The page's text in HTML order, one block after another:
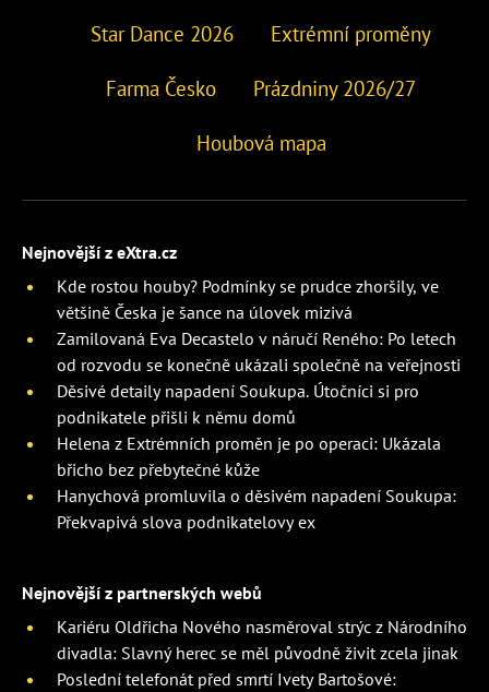
Star Dance 2026 Extrémní proměny
Farma Česko Prázdniny 2026/27
Houbová mapa
Nejnovější z eXtra.cz
Kde rostou houby? Podmínky se prudce zhoršily, ve
většině Česka je šance na úlovek mizivá
Zamilovaná Eva Decastelo v náručí Reného: Po letech
od rozvodu se konečně ukázali společně na veřejnosti
Děsivé detaily napadení Soukupa. Útočníci si pro
podnikatele přišli k němu domů
Helena z Extrémních proměn je po operaci: Ukázala
břicho bez přebytečné kůže
Hanychová promluvila o děsivém napadení Soukupa:
Překvapivá slova podnikatelovy ex
Nejnovější z partnerských webů
Kariéru Oldřicha Nového nasměroval strýc z Národního
divadla: Slavný herec se měl původně živit zcela jinak
Poslední telefonát před smrtí Ivety Bartošové: